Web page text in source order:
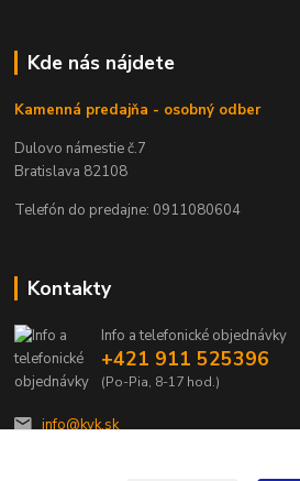
Kde nás nájdete
Kamenná predajňa - osobný odber
Dulovo námestie č.7
Bratislava 82108
Telefón do predajne: 0911080604
Kontakty
Info a telefonické objednávky
+421 911 525396
(Po-Pia, 8-17 hod.)
info@kvk.sk